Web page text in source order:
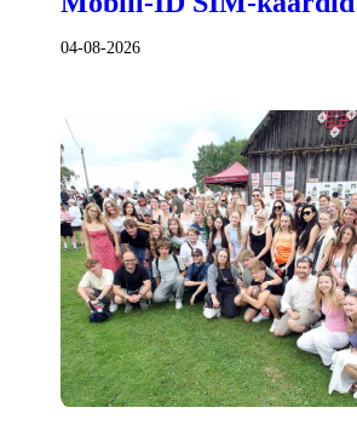
04-08-2026